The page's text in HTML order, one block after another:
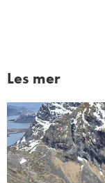
Les mer